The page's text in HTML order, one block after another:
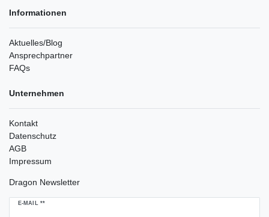
Informationen
Aktuelles/Blog
Ansprechpartner
FAQs
Unternehmen
Kontakt
Datenschutz
AGB
Impressum
Dragon Newsletter
E-MAIL **
Newsletter